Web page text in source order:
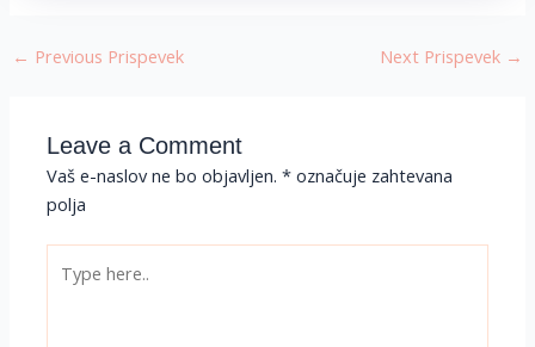
← Previous Prispevek Next Prispevek →
Leave a Comment
Vaš e-naslov ne bo objavljen. * označuje zahtevana
polja
here..